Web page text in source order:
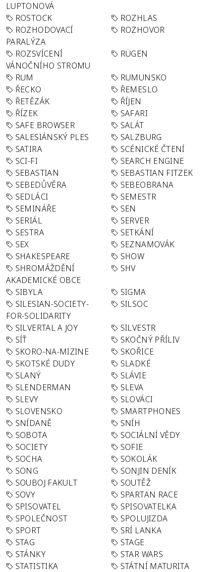
LUPTONOVÁ
ROSTOCK
ROZHLAS
ROZHODOVACÍ
PARALÝZA
ROZHOVOR
ROZSVÍCENÍ
VÁNOČNÍHO STROMU
RÜGEN
RUM
RUMUNSKO
ŘECKO
ŘEMESLO
ŘETĚZÁK
ŘÍJEN
ŘÍZEK
SAFARI
SAFE BROWSER
SALÁT
SALESIÁNSKÝ PLES
SALZBURG
SATIRA
SCÉNICKÉ ČTENÍ
SCI-FI
SEARCH ENGINE
SEBASTIAN
SEBASTIAN FITZEK
SEBEDŮVĚRA
SEBEOBRANA
SEDLÁCI
SEMESTR
SEMINÁŘE
SEN
SERIÁL
SERVER
SESTRA
SETKÁNÍ
SEX
SEZNAMOVÁK
SHAKESPEARE
SHOW
SHROMÁŽDĚNÍ
AKADEMICKÉ OBCE
SHV
SIBYLA
SIGMA
SILESIAN-SOCIETY-
FOR-SOLIDARITY
SILSOC
SILVERTAL A JOY
SILVESTR
SÍŤ
SKOČNÝ PŘÍLIV
SKORO-NA-MIZINE
SKOŘICE
SKOTSKÉ DUDY
SLADKÉ
SLANÝ
SLÁVIE
SLENDERMAN
SLEVA
SLEVY
SLOVÁCI
SLOVENSKO
SMARTPHONES
SNÍDANĚ
SNÍH
SOBOTA
SOCIÁLNÍ VĚDY
SOCIETY
SOFIE
SOCHA
SOKOLÁK
SONG
SONJIN DENÍK
SOUBOJ FAKULT
SOUTĚŽ
SOVY
SPARTAN RACE
SPISOVATEL
SPISOVATELKA
SPOLEČNOST
SPOLUJIZDA
SPORT
SRÍ LANKA
STAG
STAGE
STÁNKY
STAR WARS
STATISTIKA
STÁTNÍ MATURITA